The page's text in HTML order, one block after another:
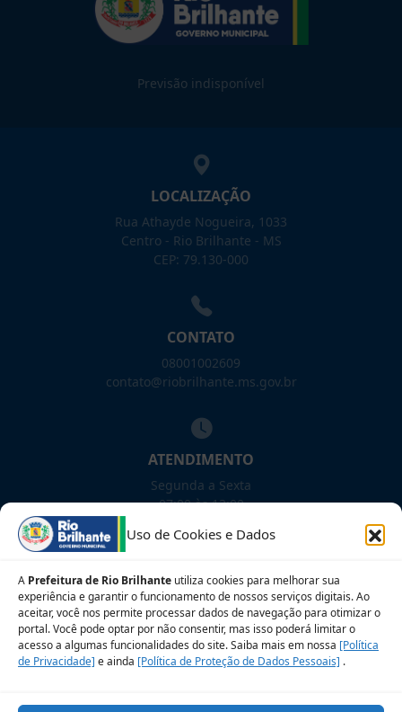
Uso de Cookies e Dados
A Prefeitura de Rio Brilhante utiliza cookies para melhorar sua
experiência e garantir o funcionamento de nossos serviços digitais. Ao
aceitar, você nos permite processar dados de navegação para otimizar o
portal. Você pode optar por não consentir, mas isso poderá limitar o
acesso a algumas funcionalidades do site. Saiba mais em nossa [Política
de Privacidade] e ainda [Política de Proteção de Dados Pessoais] .
Previsão indisponível
LOCALIZAÇÃO
Rua Athayde Nogueira, 1033
Centro - Rio Brilhante - MS
CEP: 79.130-000
CONTATO
08001002609
contato@riobrilhante.ms.gov.br
ATENDIMENTO
Segunda a Sexta
07:00 às 13:00
NOSSAS REDES!
Siga para novidades
Sobre a LGPD Perguntas frequentes